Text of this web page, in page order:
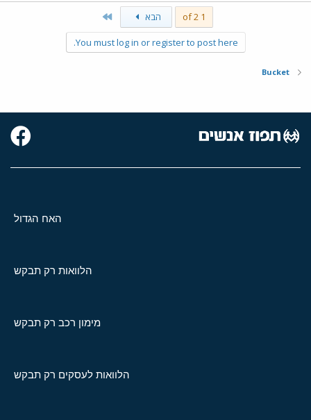
1 of 2 הבא
You must log in or register to post here.
Bucket
האח הגדול
הלוואות רק תבקש
מימון רכב רק תבקש
הלוואות לעסקים רק תבקש